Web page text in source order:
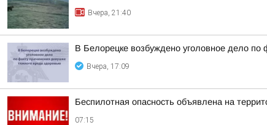
Вчера, 21:40
В Белорецке возбуждено уголовное дело по
Вчера, 17:09
Беспилотная опасность объявлена на
07:15